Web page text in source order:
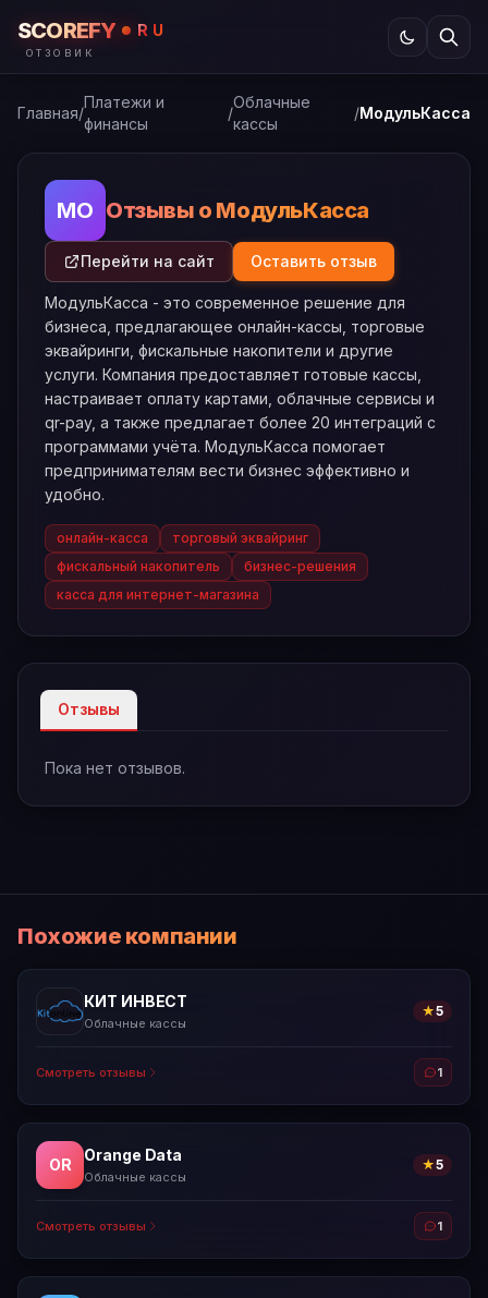
SCOREFY RU
ОТЗОВИК
Главная/
Платежи и
финансы
/
Облачные
кассы
/МодульКасса
МО Отзывы о МодульКасса
Перейти на сайт Оставить отзыв
МодульКасса - это современное решение для
бизнеса, предлагающее онлайн-кассы, торговые
эквайринги, фискальные накопители и другие
услуги. Компания предоставляет готовые кассы,
настраивает оплату картами, облачные сервисы и
qr-pay, а также предлагает более 20 интеграций с
программами учёта. МодульКасса помогает
предпринимателям вести бизнес эффективно и
удобно.
онлайн-касса
торговый эквайринг
фискальный накопитель
бизнес-решения
касса для интернет-магазина
Отзывы
Пока нет отзывов.
Похожие компании
КИТ ИНВЕСТ
Облачные кассы
★5
Смотреть отзывы 1
OR
Orange Data
Облачные кассы
★5
Смотреть отзывы 1